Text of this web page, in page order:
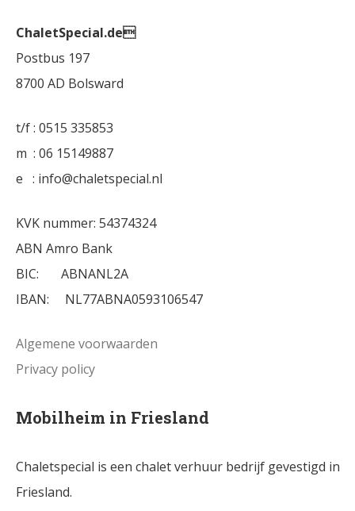
ChaletSpecial.de
Postbus 197
8700 AD Bolsward
t/f : 0515 335853
m : 06 15149887
e : info@chaletspecial.nl
KVK nummer: 54374324
ABN Amro Bank
BIC: ABNANL2A
IBAN: NL77ABNA0593106547
Algemene voorwaarden
Privacy policy
Mobilheim in Friesland
Chaletspecial is een chalet verhuur bedrijf gevestigd in
Friesland.